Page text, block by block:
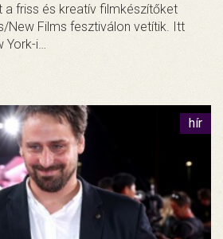
a friss és kreatív filmkészítőket
New Films fesztiválon vetítik. Itt
York-i…
hír